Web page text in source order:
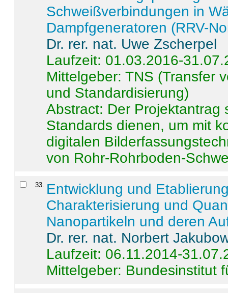
Schweißverbindungen in
Dampfgeneratoren (RRV-
Dr. rer. nat. Uwe Zscherpel
Laufzeit: 01.03.2016-
Mittelgeber: TNS (Transfer
und Standardisierung)
Abstract: Der Projektantrag
Standards dienen, um mit
digitalen
von Rohr-Rohrboden-
33. Entwicklung und
Charakterisierung und
Nanopartikeln und deren
Dr. rer. nat. Norbert
Laufzeit: 06.11.2014-
Mittelgeber: Bundesinstitut